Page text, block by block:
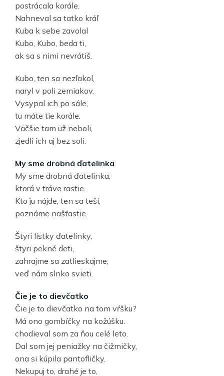
postrácala korále.
Nahneval sa tatko kráľ
Kuba k sebe zavolal
Kubo, Kubo, beda ti,
ak sa s nimi nevrátiš.
Kubo, ten sa nezľakol,
naryl v poli zemiakov.
Vysypal ich po sále,
tu máte tie korále.
Väčšie tam už neboli,
zjedli ich aj bez soli.
My sme drobná ďatelinka
My sme drobná ďatelinka,
ktorá v tráve rastie.
Kto ju nájde, ten sa teší,
poznáme našťastie.
Štyri lístky ďatelinky,
štyri pekné deti,
zahrajme sa zatlieskajme,
veď nám slnko svieti.
Čie je to dievčatko
Čie je to dievčatko na tom vŕšku?
Má ono gombíčky na kožúšku.
chodieval som za ňou celé leto.
Dal som jej peniažky na čižmičky,
ona si kúpila pantofličky.
Nekupuj to, drahé je to,